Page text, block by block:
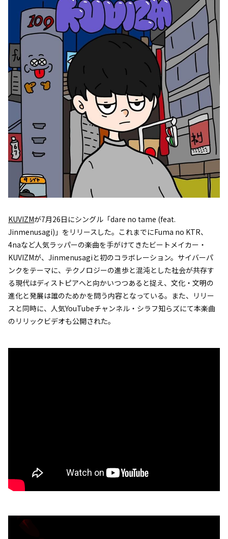
KUVIZMが7月26日にシングル「dare no tame (feat.
Jinmenusagi)」をリリースした。これまでにFuma no KTR、
4naなど人気ラッパーの楽曲を手がけてきたビートメイカー・
KUVIZMが、Jinmenusagiと初のコラボレーション。サイバーパ
ンクをテーマに、テクノロジーの進歩と混沌とした社会が共存す
る現代はディストピアへと向かいつつあると捉え、文化・文明の
進化と発展は誰のためかを問う内容となっている。また、リリー
スと同時に、人気YouTubeチャンネル・シラフ知らズにて本楽曲
のリリックビデオも公開された。